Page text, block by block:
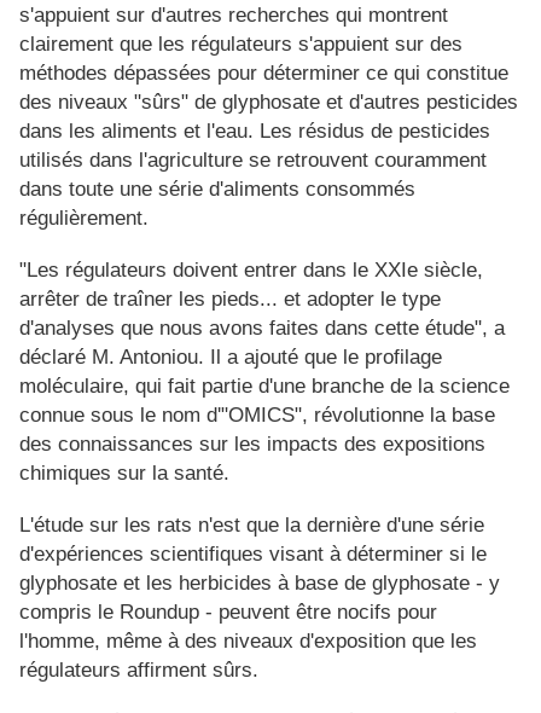
s'appuient sur d'autres recherches qui montrent
clairement que les régulateurs s'appuient sur des
méthodes dépassées pour déterminer ce qui constitue
des niveaux "sûrs" de glyphosate et d'autres pesticides
dans les aliments et l'eau. Les résidus de pesticides
utilisés dans l'agriculture se retrouvent couramment
dans toute une série d'aliments consommés
régulièrement.
"Les régulateurs doivent entrer dans le XXIe siècle,
arrêter de traîner les pieds... et adopter le type
d'analyses que nous avons faites dans cette étude", a
déclaré M. Antoniou. Il a ajouté que le profilage
moléculaire, qui fait partie d'une branche de la science
connue sous le nom d'"OMICS", révolutionne la base
des connaissances sur les impacts des expositions
chimiques sur la santé.
L'étude sur les rats n'est que la dernière d'une série
d'expériences scientifiques visant à déterminer si le
glyphosate et les herbicides à base de glyphosate - y
compris le Roundup - peuvent être nocifs pour
l'homme, même à des niveaux d'exposition que les
régulateurs affirment sûrs.